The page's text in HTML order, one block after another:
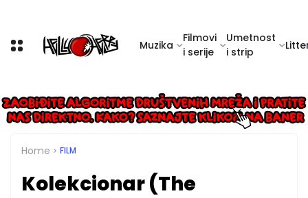
Muzika
Filmovi
i serije
Umetnost
i strip
Home FILM
Kolekcionar (The